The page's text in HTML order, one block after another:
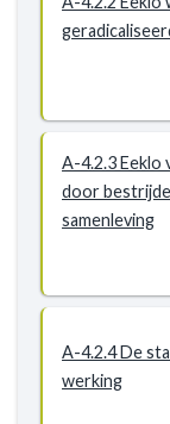
A-4.2.3 Eeklo
door
samenleving
A-4.2.4 De
werking